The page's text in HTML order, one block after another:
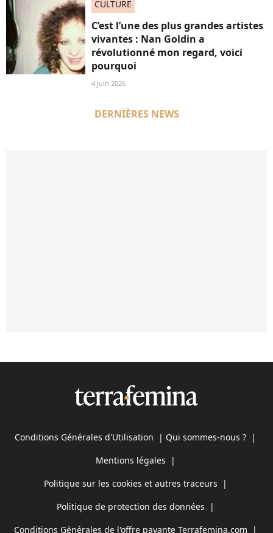
CULTURE
C’est l’une des plus grandes artistes
vivantes : Nan Goldin a
révolutionné mon regard, voici
pourquoi
4 juin 2026
DERNIÈRES NEWS
Conditions Générales d'Utilisation | Qui sommes-nous ? |
Mentions légales |
Politique sur les cookies et autres traceurs |
Politique de protection des données |
Conditions Générales de l'offre payante Terrafemina.com |